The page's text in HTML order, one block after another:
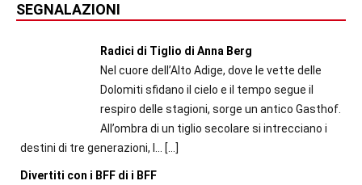
SEGNALAZIONI
Radici di Tiglio di Anna Berg
Nel cuore dell’Alto Adige, dove le vette delle
Dolomiti sfidano il cielo e il tempo segue il
respiro delle stagioni, sorge un antico Gasthof.
All’ombra di un tiglio secolare si intrecciano i
destini di tre generazioni, l...
[…]
Divertiti con i BFF di i BFF